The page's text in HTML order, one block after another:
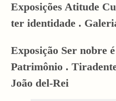
Exposições Atitude
ter identidade .
Exposição Ser nobre
Patrimônio .
João del-Rei